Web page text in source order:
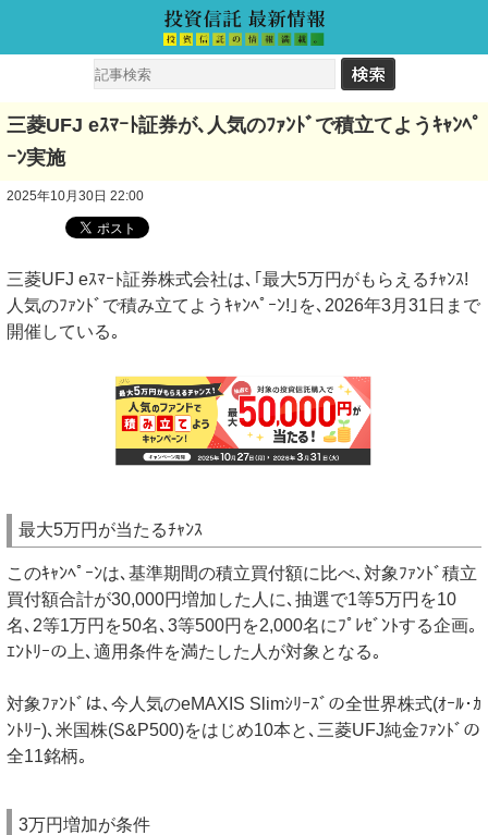
三菱UFJ eｽﾏｰﾄ証券が､人気のﾌｧﾝﾄﾞで積立てようｷｬﾝﾍﾟ
ｰﾝ実施
2025年10月30日 22:00
三菱UFJ eｽﾏｰﾄ証券株式会社は､｢最大5万円がもらえるﾁｬﾝｽ!
人気のﾌｧﾝﾄﾞで積み立てようｷｬﾝﾍﾟｰﾝ!｣を､2026年3月31日まで
開催している｡
最大5万円が当たるﾁｬﾝｽ
このｷｬﾝﾍﾟｰﾝは､基準期間の積立買付額に比べ､対象ﾌｧﾝﾄﾞ積立
買付額合計が30,000円増加した人に､抽選で1等5万円を10
名､2等1万円を50名､3等500円を2,000名にﾌﾟﾚｾﾞﾝﾄする企画｡
ｴﾝﾄﾘｰの上､適用条件を満たした人が対象となる｡
対象ﾌｧﾝﾄﾞは､今人気のeMAXIS Slimｼﾘｰｽﾞの全世界株式(ｵｰﾙ･ｶ
ﾝﾄﾘｰ)､米国株(S&P500)をはじめ10本と､三菱UFJ純金ﾌｧﾝﾄﾞの
全11銘柄｡
3万円増加が条件